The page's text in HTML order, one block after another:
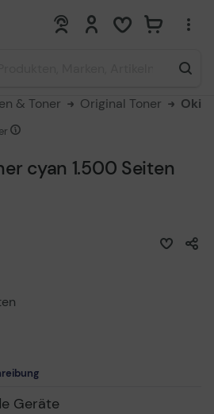
0 0
& Toner Original Toner Oki
cyan 1.500 Seiten
Geräte